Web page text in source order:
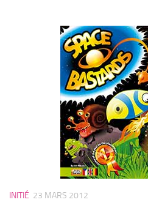
INITIÉ 23 MARS 2012